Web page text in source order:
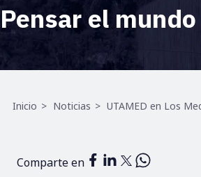
Pensar el
Ruta
Inicio Noticias UTAMED en Los
Comparte en